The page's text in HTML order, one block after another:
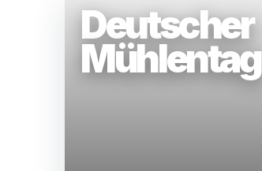
Deutscher
Mühlentag